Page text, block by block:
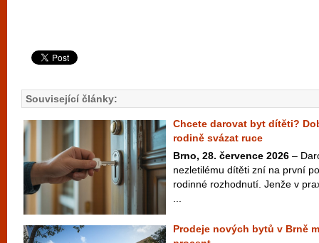
Související články:
Chcete darovat byt dítěti?
rodině svázat ruce
Brno, 28. července 2026 –
nezletilému dítěti zní na první
rodinné rozhodnutí. Jenže v
Prodeje nových bytů v Brně